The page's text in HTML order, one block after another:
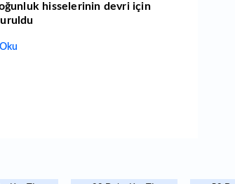
hisselerinin devri için